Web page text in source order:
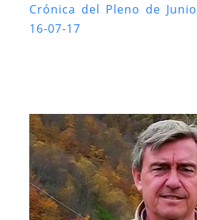
Crónica del Pleno de
16-07-17